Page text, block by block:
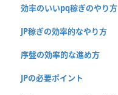
効率のいいpq稼ぎのやり方
JP稼ぎの効率的なやり方
序盤の効率的な進め方
JPの必要ポイント